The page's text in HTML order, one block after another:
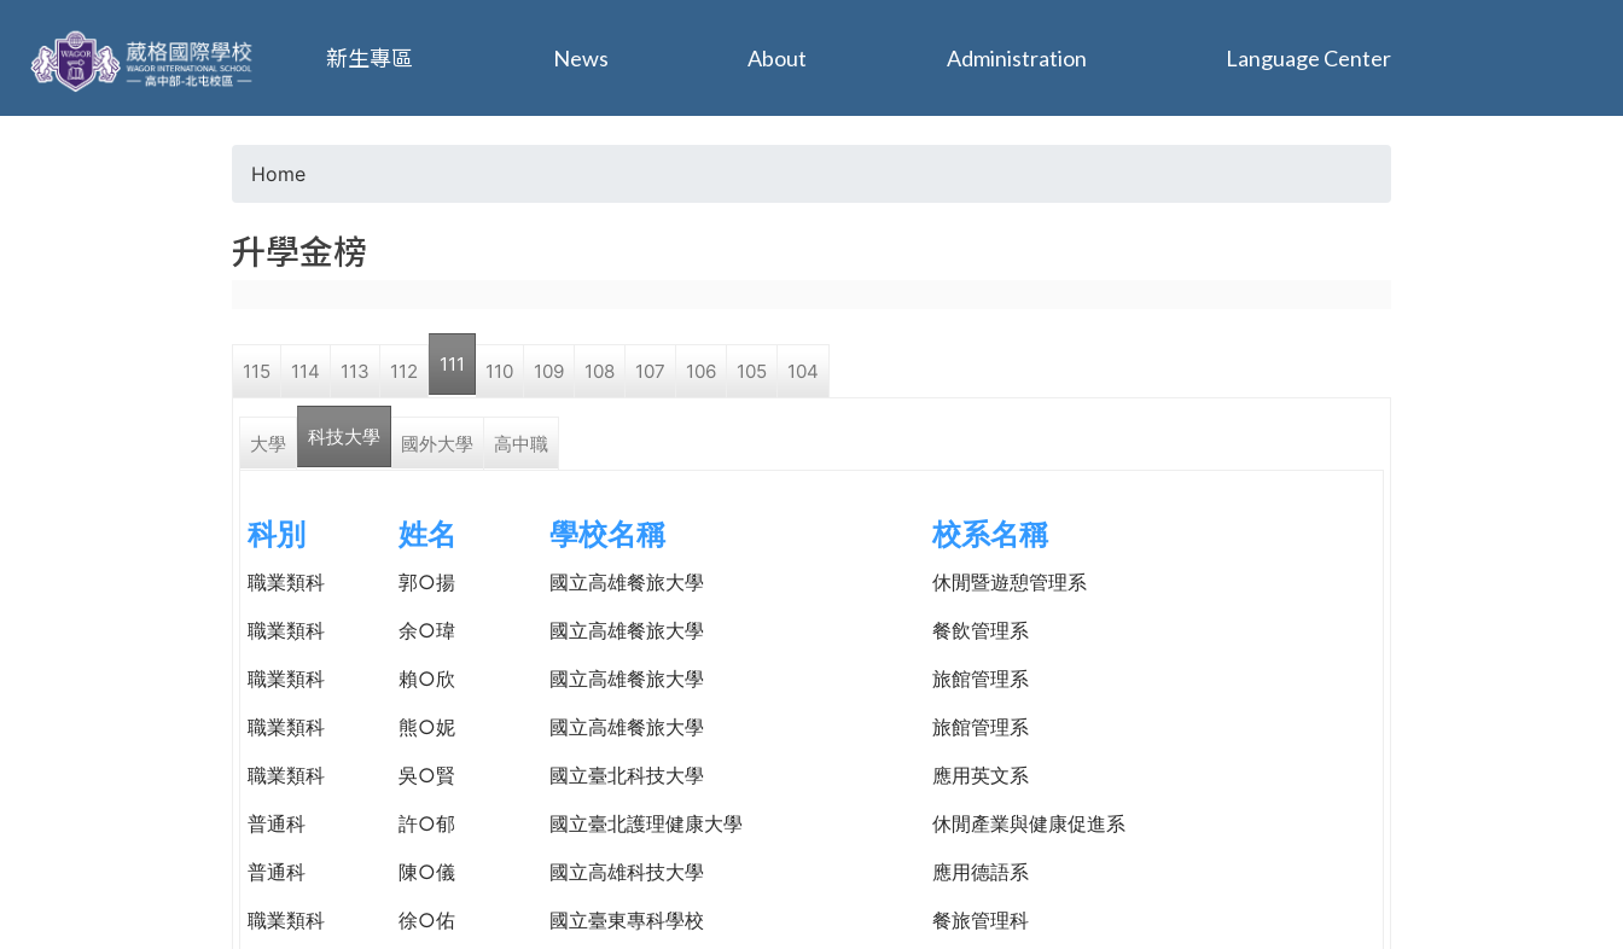
葳
格
o
a
r
h
e
r
e
Home
升學金榜
115 114 113 112 111 110 109 108 107 106 105 104
大學 科技大學 國外大學 高中職
科別 姓名 學校名稱 校系名稱
職業類科 郭○揚 國立高雄餐旅大學
休閒暨遊憩管理系
職業類科
余○瑋 國立高雄餐旅大學
餐飲管理系
職業類科
賴○欣 國立高雄餐旅大學
旅館管理系
職業類科
熊○妮 國立高雄餐旅大學
旅館管理系
職業類科
吳○賢 國立臺北科技大學
應用英文系
普通科
許○郁 國立臺北護理健康大學
休閒產業與健康促進系
普通科
陳○儀 國立高雄科技大學
應用德語系
職業類科
徐○佑 國立臺東專科學校
餐旅管理科
新生專區 News About Administration Language Center